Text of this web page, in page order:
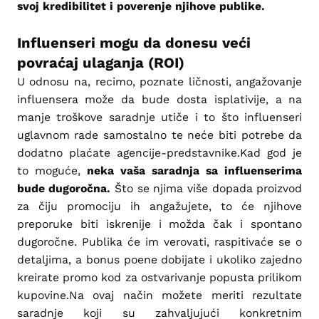
svoj kredibilitet i poverenje njihove publike.
Influenseri mogu da donesu veći
povraćaj ulaganja (ROI)
U odnosu na, recimo, poznate ličnosti, angažovanje
influensera može da bude dosta isplativije, a na
manje troškove saradnje utiče i to što influenseri
uglavnom rade samostalno te neće biti potrebe da
dodatno plaćate agencije-predstavnike.Kad god je
to moguće, neka vaša saradnja sa influenserima
bude dugoročna. Što se njima više dopada proizvod
za čiju promociju ih angažujete, to će njihove
preporuke biti iskrenije i možda čak i spontano
dugoročne. Publika će im verovati, raspitivaće se o
detaljima, a bonus poene dobijate i ukoliko zajedno
kreirate promo kod za ostvarivanje popusta prilikom
kupovine.Na ovaj način možete meriti rezultate
saradnje koji su zahvaljujući konkretnim